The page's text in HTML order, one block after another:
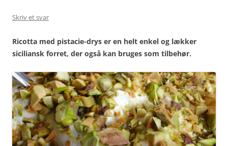
Skriv et svar
Ricotta med pistacie-drys er en helt enkel og lækker
siciliansk forret, der også kan bruges som tilbehør.